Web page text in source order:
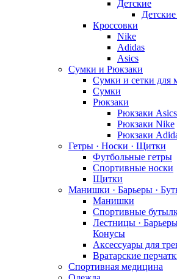
Детские
Кроссовки
Nike
Adidas
Asics
Сумки и Рюкзаки
Сумки и сетки для
Сумки
Рюкзаки
Рюкзаки Asics
Рюкзаки Nike
Рюкзаки
Гетры · Носки · Щитки
Футбольные гетры
Спортивные носки
Щитки
Манишки · Барьеры ·
Манишки
Спортивные
Лестницы ·
Конусы
Аксессуары для
Вратарские
Спортивная медицина